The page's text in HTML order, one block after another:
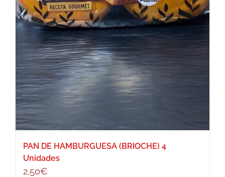
PAN DE HAMBURGUESA (BRIOCHE) 4
Unidades
2,50€